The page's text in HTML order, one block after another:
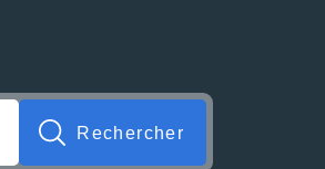
du formulaire. Vous
Rechercher